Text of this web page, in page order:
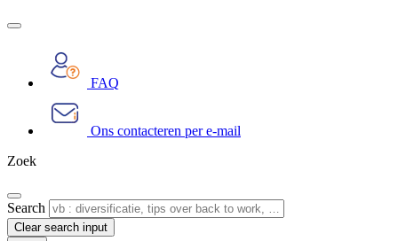
FAQ
Ons contacteren per e-mail
Zoek
Search
Clear search input